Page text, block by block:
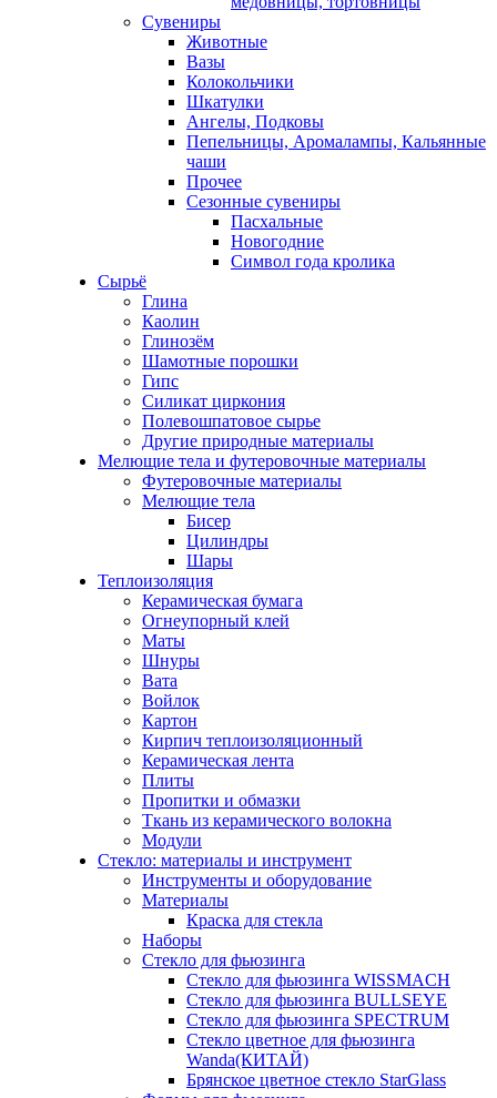
Сувениры
Животные
Вазы
Колокольчики
Шкатулки
Ангелы, Подковы
Пепельницы, Аромалампы, Кальянные
чаши
Прочее
Сезонные сувениры
Пасхальные
Новогодние
Символ года кролика
Сырьё
Глина
Каолин
Глинозём
Шамотные порошки
Гипс
Силикат циркония
Полевошпатовое сырье
Другие природные материалы
Мелющие тела и футеровочные материалы
Футеровочные материалы
Мелющие тела
Бисер
Цилиндры
Шары
Теплоизоляция
Керамическая бумага
Огнеупорный клей
Маты
Шнуры
Вата
Войлок
Картон
Кирпич теплоизоляционный
Керамическая лента
Плиты
Пропитки и обмазки
Ткань из керамического волокна
Модули
Стекло: материалы и инструмент
Инструменты и оборудование
Материалы
Краска для стекла
Наборы
Стекло для фьюзинга
Стекло для фьюзинга WISSMACH
Стекло для фьюзинга BULLSEYE
Стекло для фьюзинга SPECTRUM
Стекло цветное для фьюзинга
Wanda(КИТАЙ)
Брянское цветное стекло StarGlass